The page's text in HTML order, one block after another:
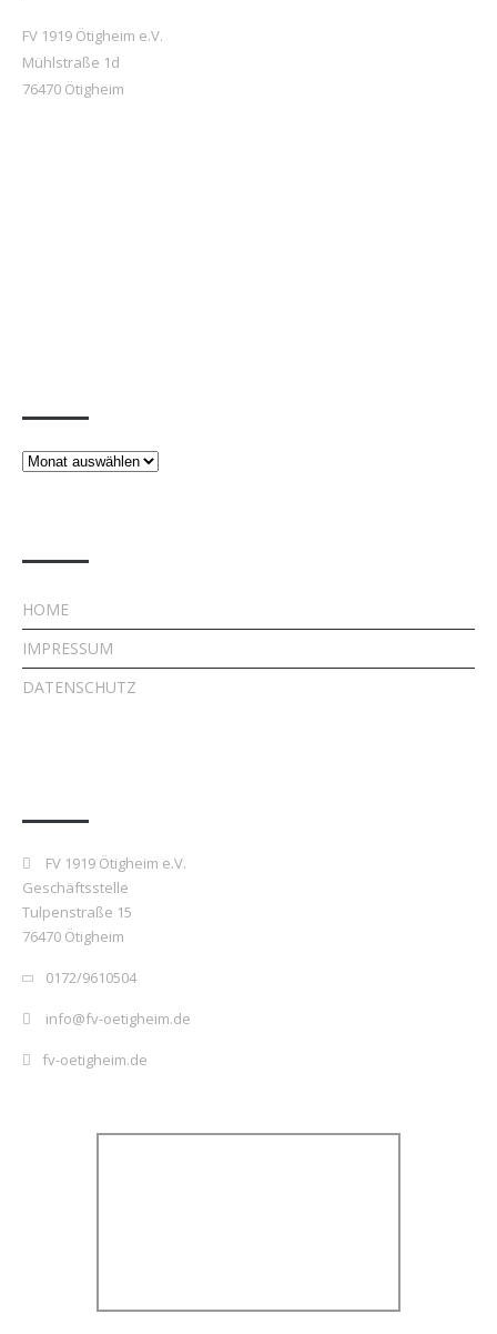
FV 1919 Ötigheim e.V.
Mühlstraße 1d
76470 Ötigheim
Beiträge
HOME
IMPRESSUM
DATENSCHUTZ
FV 1919 Ötigheim e.V.
Geschäftsstelle
Tulpenstraße 15
76470 Ötigheim
0172/9610504
info@fv-oetigheim.de
fv-oetigheim.de